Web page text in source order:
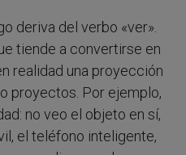
deriva del verbo «ver».
tiende a convertirse en
realidad una proyección
proyectos. Por ejemplo,
no veo el objeto en sí,
el teléfono inteligente,